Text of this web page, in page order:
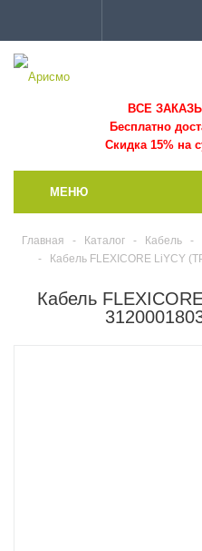
ВСЕ
Бесплатно
Скидка 15% на
МЕНЮ
Главная - Каталог - Кабель -
-
Кабель FLEXICORE LiYCY
Кабель